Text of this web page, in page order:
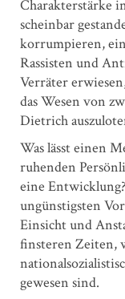
Charakterstärke
scheinbar
korrumpieren,
Rassisten und
Verräter
das Wesen von
Dietrich
Was lässt einen
ruhenden
eine
ungünstigsten
Einsicht und
finsteren Zeiten,
gewesen sind.